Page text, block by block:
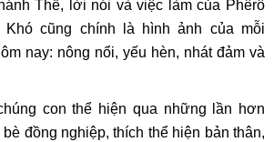
Thể, lời nói và việc làm của Phêrô
cũng chính là hình ảnh của mỗi
nay: nông nổi, yếu hèn, nhát đảm và
con thể hiện qua những lần hơn
đồng nghiệp, thích thể hiện bản thân,